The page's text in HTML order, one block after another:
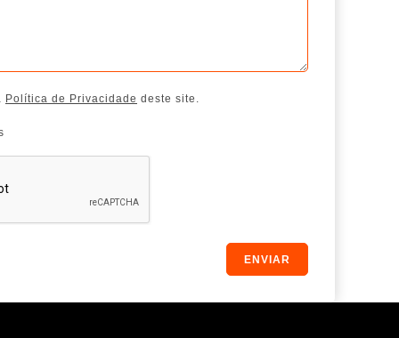
Política de Privacidade deste site.